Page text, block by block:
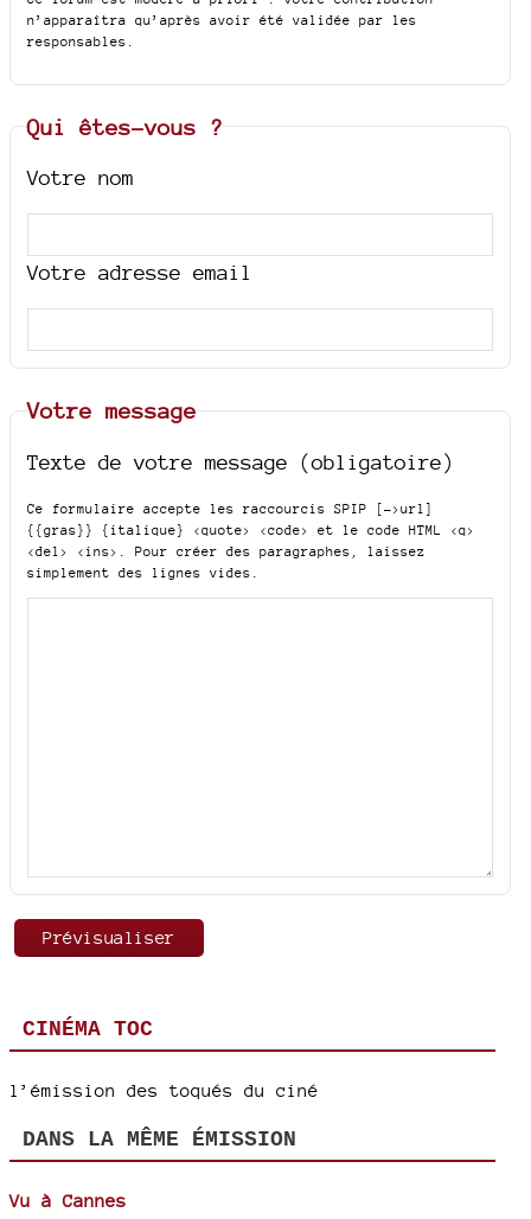
n’apparaîtra qu’après avoir été validée par les
responsables.
Qui êtes-vous ?
Votre nom
Votre adresse email
Votre message
Texte de votre message (obligatoire)
Ce formulaire accepte les raccourcis SPIP
[->url]
{{gras}} {italique} <quote> <code>
et le code HTML <q>
<del> <ins>
. Pour créer des paragraphes, laissez
simplement des lignes vides.
CINÉMA TOC
l’émission des toqués du ciné
DANS LA MÊME ÉMISSION
Vu à Cannes